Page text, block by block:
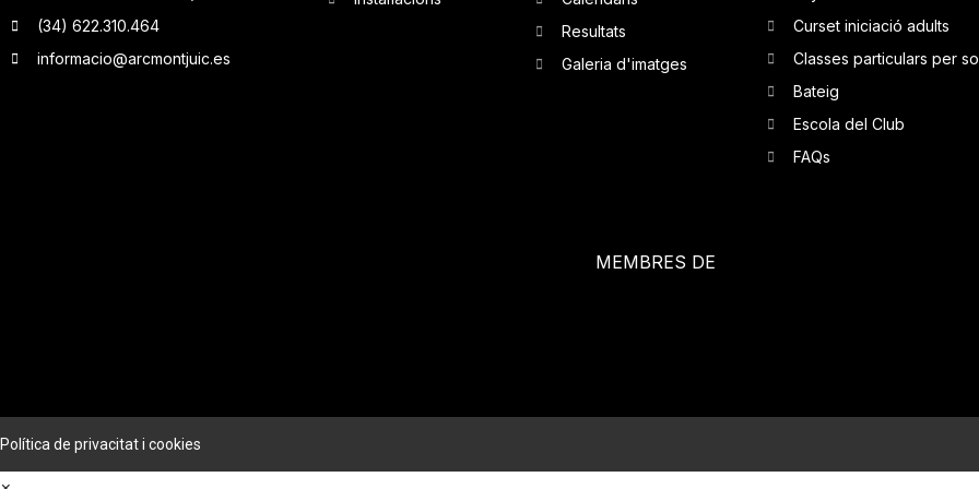
(34) 622.310.464
informacio@arcmontjuic.es
Resultats
Galeria d'imatges
Curset iniciació adults
Classes particulars per
Bateig
Escola del Club
FAQs
MEMBRES DE
Política de privacitat i cookies